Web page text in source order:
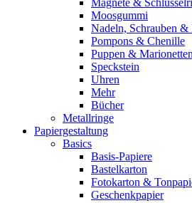
Magnete &
Moosgummi
Nadeln, Schrauben &
Pompons & Chenille
Puppen & Marionetten
Speckstein
Uhren
Mehr
Bücher
Metallringe
Papiergestaltung
Basics
Basis-Papiere
Bastelkarton
Fotokarton &
Geschenkpapier